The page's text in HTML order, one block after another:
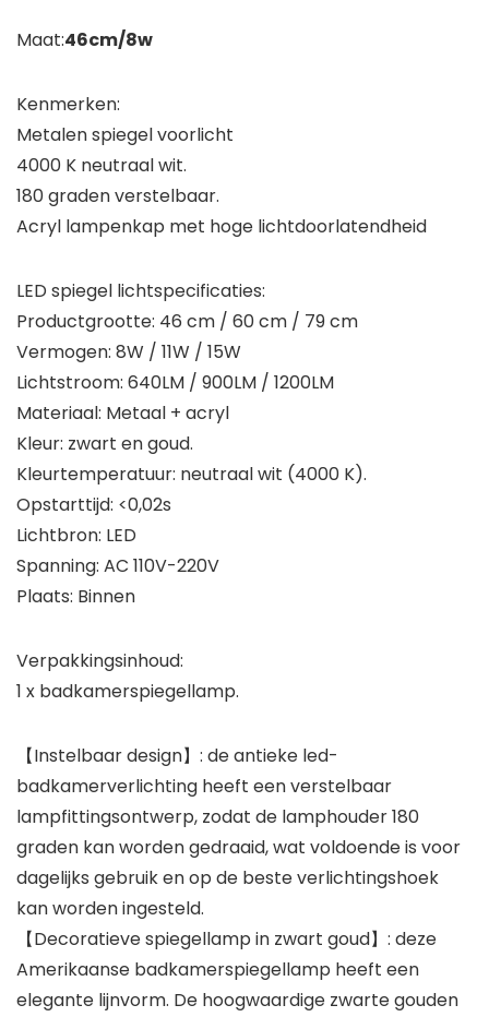
Maat:46cm/8w
Kenmerken:
Metalen spiegel voorlicht
4000 K neutraal wit.
180 graden verstelbaar.
Acryl lampenkap met hoge lichtdoorlatendheid
LED spiegel lichtspecificaties:
Productgrootte: 46 cm / 60 cm / 79 cm
Vermogen: 8W / 11W / 15W
Lichtstroom: 640LM / 900LM / 1200LM
Materiaal: Metaal + acryl
Kleur: zwart en goud.
Kleurtemperatuur: neutraal wit (4000 K).
Opstarttijd: <0,02s
Lichtbron: LED
Spanning: AC 110V-220V
Plaats: Binnen
Verpakkingsinhoud:
1 x badkamerspiegellamp.
【Instelbaar design】: de antieke led-
badkamerverlichting heeft een verstelbaar
lampfittingsontwerp, zodat de lamphouder 180
graden kan worden gedraaid, wat voldoende is voor
dagelijks gebruik en op de beste verlichtingshoek
kan worden ingesteld.
【Decoratieve spiegellamp in zwart goud】: deze
Amerikaanse badkamerspiegellamp heeft een
elegante lijnvorm. De hoogwaardige zwarte gouden